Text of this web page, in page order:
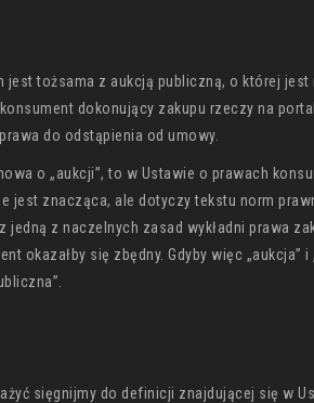
tożsama z aukcją publiczną, o której jest
dokonujący zakupu rzeczy na
do odstąpienia od umowy.
o „aukcji”, to w Ustawie o prawach
jest znacząca, ale dotyczy tekstu norm
z naczelnych zasad wykładni prawa
okazałby się zbędny. Gdyby więc „aukcja” i
sięgnijmy do definicji znajdującej się w